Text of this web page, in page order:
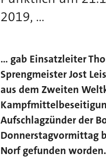
2019, ...
... gab Einsatzleiter
Sprengmeister Jost
aus dem Zweiten
Aufschlagzünder der
Donnerstagvormittag
Norf gefunden